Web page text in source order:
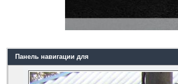
Панель навигации для